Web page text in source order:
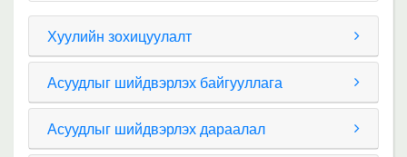
Хуулийн зохицуулалт
Асуудлыг шийдвэрлэх байгууллага
Асуудлыг шийдвэрлэх дараалал